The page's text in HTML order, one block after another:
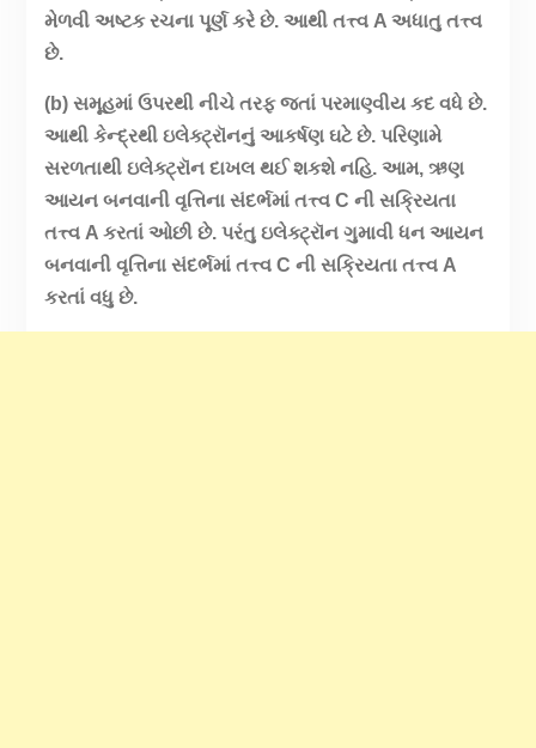
મેળવી અષ્ટક રચના પૂર્ણ કરે છે. આથી તત્ત્વ A અધાતુ તત્ત્વ
છે.
(b) સમૂહમાં ઉપરથી નીચે તરફ જતાં પરમાણ્વીય કદ વધે છે.
આથી કેન્દ્રથી ઇલેક્ટ્રૉનનું આકર્ષણ ઘટે છે. પરિણામે
સરળતાથી ઇલેક્ટ્રૉન દાખલ થઈ શકશે નહિ. આમ, ઋણ
આયન બનવાની વૃત્તિના સંદર્ભમાં તત્ત્વ C ની સક્રિયતા
તત્ત્વ A કરતાં ઓછી છે. પરંતુ ઇલેક્ટ્રૉન ગુમાવી ધન આયન
બનવાની વૃત્તિના સંદર્ભમાં તત્ત્વ C ની સક્રિયતા તત્ત્વ A
કરતાં વધુ છે.